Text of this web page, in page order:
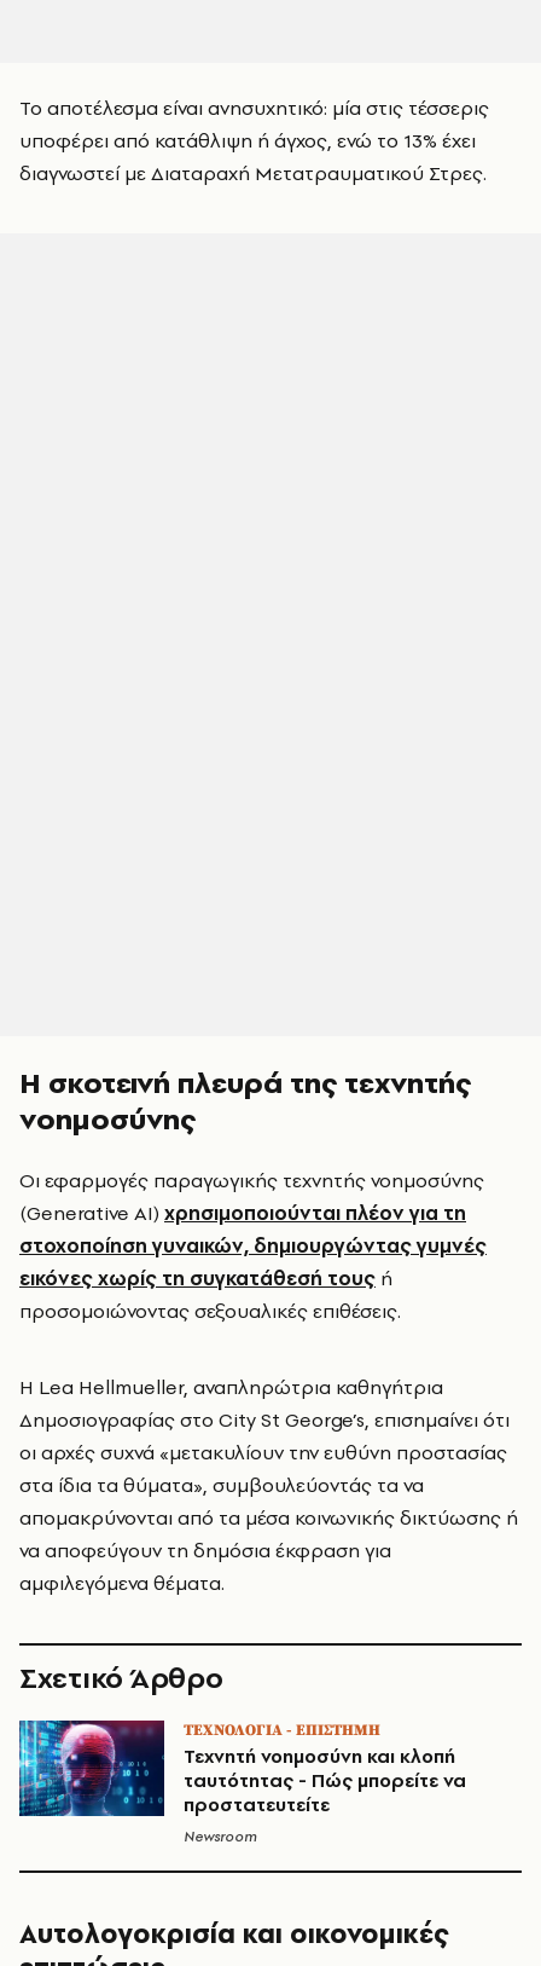
Το αποτέλεσμα είναι ανησυχητικό: μία στις τέσσερις
υποφέρει από κατάθλιψη ή άγχος, ενώ το 13% έχει
διαγνωστεί με Διαταραχή Μετατραυματικού Στρες.
Η σκοτεινή πλευρά της τεχνητής
νοημοσύνης
Οι εφαρμογές παραγωγικής τεχνητής νοημοσύνης
(Generative AI) χρησιμοποιούνται πλέον για τη
στοχοποίηση γυναικών, δημιουργώντας γυμνές
εικόνες χωρίς τη συγκατάθεσή τους ή
προσομοιώνοντας σεξουαλικές επιθέσεις.
Η Lea Hellmueller, αναπληρώτρια καθηγήτρια
Δημοσιογραφίας στο City St George’s, επισημαίνει ότι
οι αρχές συχνά «μετακυλίουν την ευθύνη προστασίας
στα ίδια τα θύματα», συμβουλεύοντάς τα να
απομακρύνονται από τα μέσα κοινωνικής δικτύωσης ή
να αποφεύγουν τη δημόσια έκφραση για
αμφιλεγόμενα θέματα.
Σχετικό Άρθρο
ΤΕΧΝΟΛΟΓΙΑ - ΕΠΙΣΤΗΜΗ
Τεχνητή νοημοσύνη και κλοπή
ταυτότητας - Πώς μπορείτε να
προστατευτείτε
Newsroom
Αυτολογοκρισία και οικονομικές